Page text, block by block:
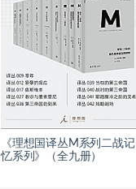
《理想国译丛M系列二战记
忆系列》（全九册）